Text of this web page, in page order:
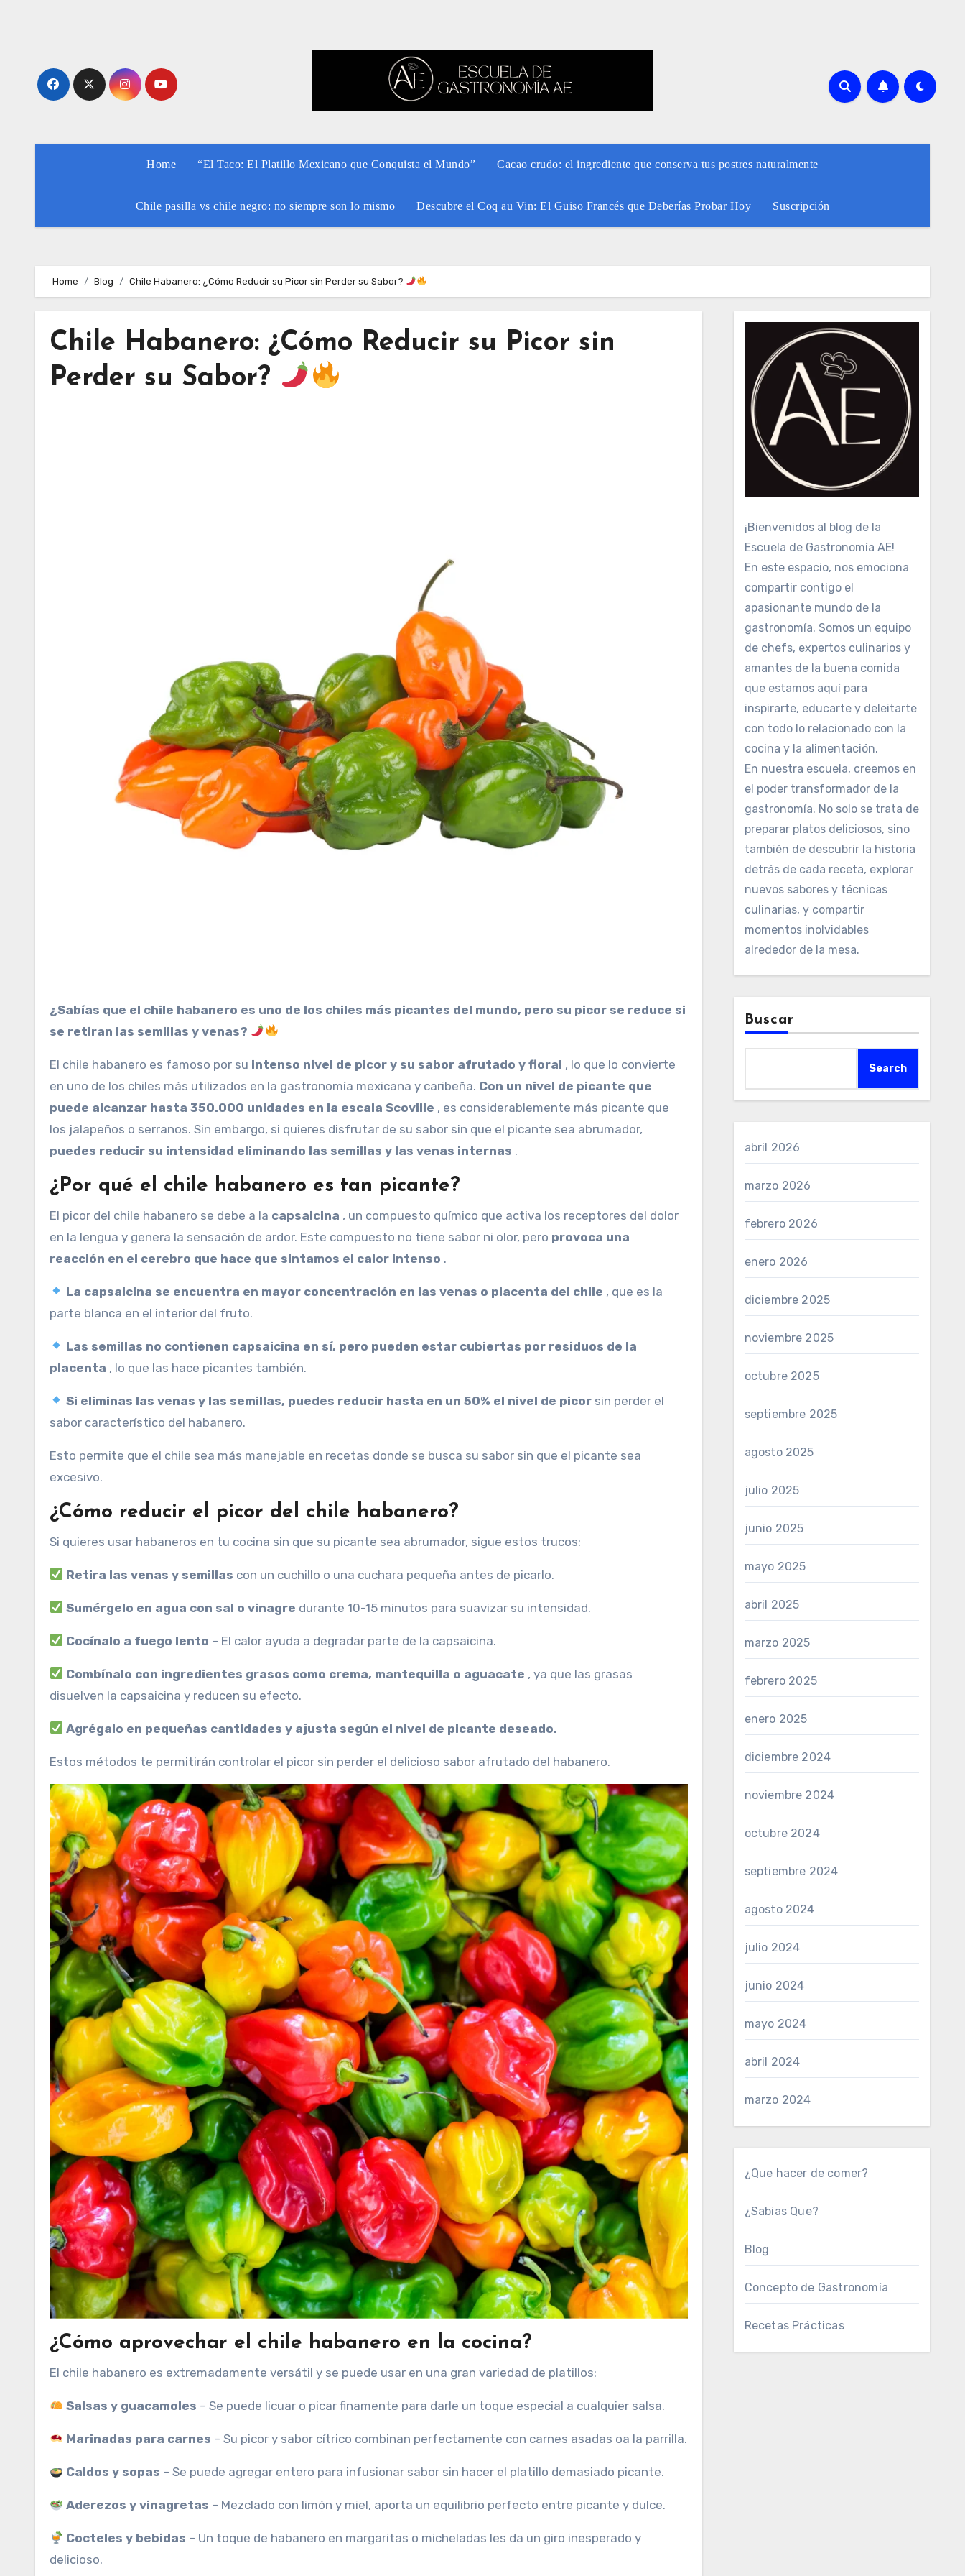
Home “El Taco: El Platillo Mexicano que Conquista el Mundo” Cacao crudo: el ingrediente que conserva tus postres naturalmente
Chile pasilla vs chile negro: no siempre son lo mismo Descubre el Coq au Vin: El Guiso Francés que Deberías Probar Hoy Suscripción
Home Blog Chile Habanero: ¿Cómo Reducir su Picor sin Perder su Sabor?
Chile Habanero: ¿Cómo Reducir su Picor sin
Perder su Sabor?
¿Sabías que el chile habanero es uno de los chiles más picantes del mundo, pero su picor se reduce si
se retiran las semillas y venas?
El chile habanero es famoso por su intenso nivel de picor y su sabor afrutado y floral , lo que lo convierte
en uno de los chiles más utilizados en la gastronomía mexicana y caribeña. Con un nivel de picante que
puede alcanzar hasta 350.000 unidades en la escala Scoville , es considerablemente más picante que
los jalapeños o serranos. Sin embargo, si quieres disfrutar de su sabor sin que el picante sea abrumador,
puedes reducir su intensidad eliminando las semillas y las venas internas .
¿Por qué el chile habanero es tan picante?
El picor del chile habanero se debe a la capsaicina , un compuesto químico que activa los receptores del dolor
en la lengua y genera la sensación de ardor. Este compuesto no tiene sabor ni olor, pero provoca una
reacción en el cerebro que hace que sintamos el calor intenso .
La ​​capsaicina se encuentra en mayor concentración en las venas o placenta del chile , que es la
parte blanca en el interior del fruto.
Las semillas no contienen capsaicina en sí, pero pueden estar cubiertas por residuos de la
placenta , lo que las hace picantes también.
Si eliminas las venas y las semillas, puedes reducir hasta en un 50% el nivel de picor sin perder el
sabor característico del habanero.
Esto permite que el chile sea más manejable en recetas donde se busca su sabor sin que el picante sea
excesivo.
¿Cómo reducir el picor del chile habanero?
Si quieres usar habaneros en tu cocina sin que su picante sea abrumador, sigue estos trucos:
Retira las venas y semillas con un cuchillo o una cuchara pequeña antes de picarlo.
Sumérgelo en agua con sal o vinagre durante 10-15 minutos para suavizar su intensidad.
Cocínalo a fuego lento – El calor ayuda a degradar parte de la capsaicina.
Combínalo con ingredientes grasos como crema, mantequilla o aguacate , ya que las grasas
disuelven la capsaicina y reducen su efecto.
Agrégalo en pequeñas cantidades y ajusta según el nivel de picante deseado.
Estos métodos te permitirán controlar el picor sin perder el delicioso sabor afrutado del habanero.
¿Cómo aprovechar el chile habanero en la cocina?
El chile habanero es extremadamente versátil y se puede usar en una gran variedad de platillos:
Salsas y guacamoles – Se puede licuar o picar finamente para darle un toque especial a cualquier salsa.
Marinadas para carnes – Su picor y sabor cítrico combinan perfectamente con carnes asadas oa la parrilla.
Caldos y sopas – Se puede agregar entero para infusionar sabor sin hacer el platillo demasiado picante.
Aderezos y vinagretas – Mezclado con limón y miel, aporta un equilibrio perfecto entre picante y dulce.
Cocteles y bebidas – Un toque de habanero en margaritas o micheladas les da un giro inesperado y
delicioso.
¡Bienvenidos al blog de la
Escuela de Gastronomía AE!
En este espacio, nos emociona
compartir contigo el
apasionante mundo de la
gastronomía. Somos un equipo
de chefs, expertos culinarios y
amantes de la buena comida
que estamos aquí para
inspirarte, educarte y deleitarte
con todo lo relacionado con la
cocina y la alimentación.
En nuestra escuela, creemos en
el poder transformador de la
gastronomía. No solo se trata de
preparar platos deliciosos, sino
también de descubrir la historia
detrás de cada receta, explorar
nuevos sabores y técnicas
culinarias, y compartir
momentos inolvidables
alrededor de la mesa.
Buscar
Search
abril 2026
marzo 2026
febrero 2026
enero 2026
diciembre 2025
noviembre 2025
octubre 2025
septiembre 2025
agosto 2025
julio 2025
junio 2025
mayo 2025
abril 2025
marzo 2025
febrero 2025
enero 2025
diciembre 2024
noviembre 2024
octubre 2024
septiembre 2024
agosto 2024
julio 2024
junio 2024
mayo 2024
abril 2024
marzo 2024
¿Que hacer de comer?
¿Sabias Que?
Blog
Concepto de Gastronomía
Recetas Prácticas